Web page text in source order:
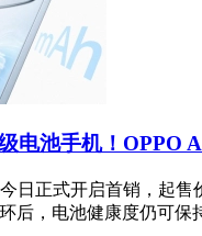
电池手机！OPPO
今日正式开启首销，起
后，电池健康度仍可保